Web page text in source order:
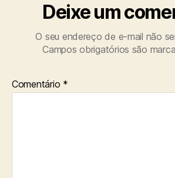
Deixe um
O seu endereço de e-mail não
Campos obrigatórios são
Comentário *